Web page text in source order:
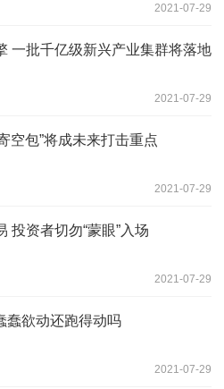
2021-07-29
一批千亿级新兴产业集群将落地
2021-07-29
空包”将成未来打击重点
2021-07-29
投资者切勿“蒙眼”入场
2021-07-29
蠢欲动还跑得动吗
2021-07-29